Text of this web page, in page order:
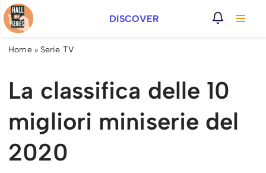
Vai
al
DISCOVER
Home» Serie TV
La classifica delle 10
migliori miniserie del
2020